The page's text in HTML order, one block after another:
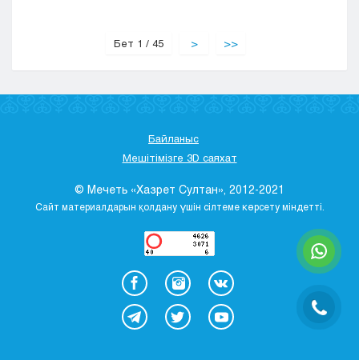
Бет 1 / 45 > >>
Байланыс
Мешітімізге 3D саяхат
© Мечеть «Хазрет Султан», 2012-2021
Сайт материалдарын қолдану үшін сілтеме көрсету міндетті.